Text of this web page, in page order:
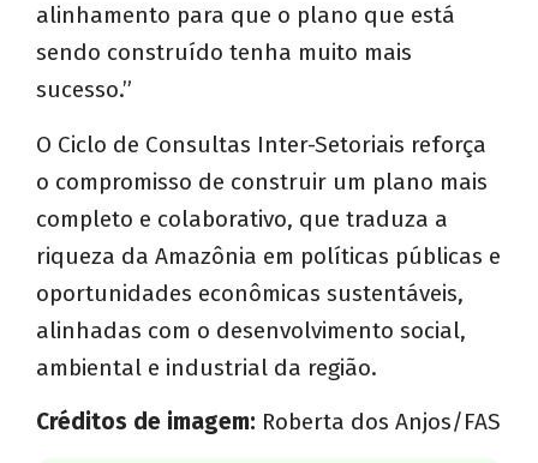
alinhamento para que o plano que está
sendo construído tenha muito mais
sucesso.”
O Ciclo de Consultas Inter-Setoriais reforça
o compromisso de construir um plano mais
completo e colaborativo, que traduza a
riqueza da Amazônia em políticas públicas e
oportunidades econômicas sustentáveis,
alinhadas com o desenvolvimento social,
ambiental e industrial da região.
Créditos de imagem: Roberta dos Anjos/FAS